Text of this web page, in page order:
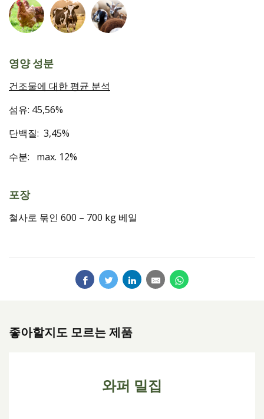
영양 성분
건조물에 대한 평균 분석
섬유: 45,56%
단백질: 3,45%
수분: max. 12%
포장
철사로 묶인 600 – 700 kg 베일
좋아할지도 모르는 제품
와퍼 밀집